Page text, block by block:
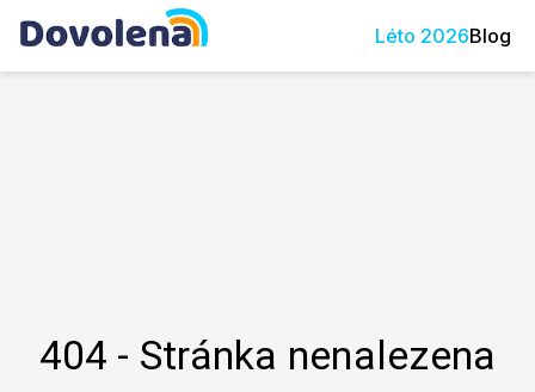
Léto 2026Blog
404 - Stránka nenalezena